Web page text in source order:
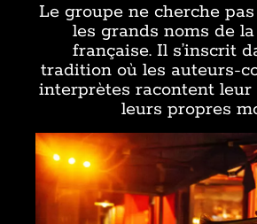
Le groupe ne cherche
les grands noms de
française. Il s’inscrit
tradition où les auteurs-
interprètes racontent leur
leurs propres